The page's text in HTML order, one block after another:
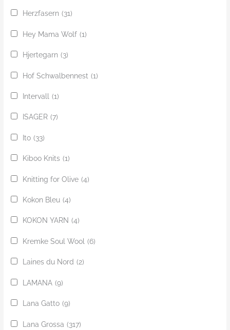
Herzfasern (31)
Hey Mama Wolf (1)
Hjertegarn (3)
Hof Schwalbennest (1)
Intervall (1)
ISAGER (7)
Ito (33)
Kiboo Knits (1)
Knitting for Olive (4)
Kokon Bleu (4)
KOKON YARN (4)
Kremke Soul Wool (6)
Laines du Nord (2)
LAMANA (9)
Lana Gatto (9)
Lana Grossa (317)